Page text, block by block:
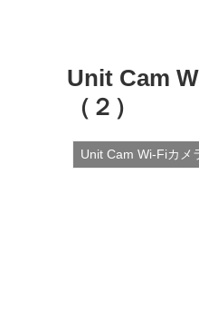
Unit Cam
（２）
Unit Cam Wi-Fiカメ